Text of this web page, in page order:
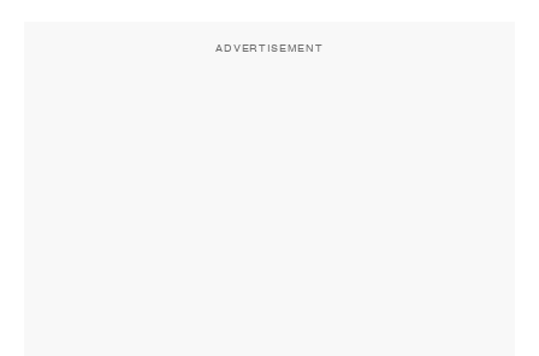
ADVERTISEMENT